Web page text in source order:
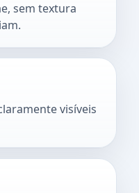
sem textura
visíveis